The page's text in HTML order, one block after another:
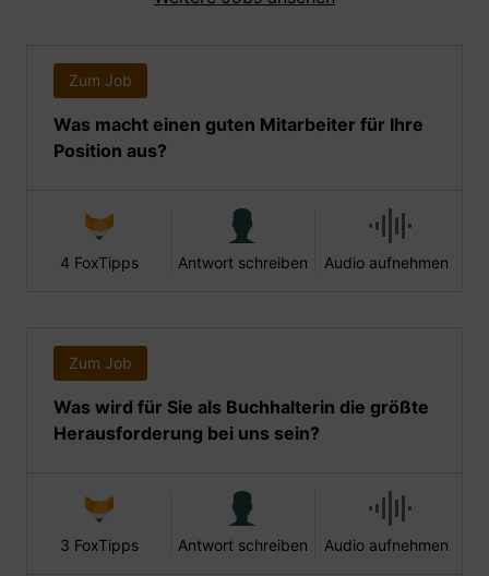
Zum Job
Was macht einen guten Mitarbeiter für Ihre
Position aus?
4 FoxTipps Antwort schreiben Audio aufnehmen
Zum Job
Was wird für Sie als Buchhalterin die größte
Herausforderung bei uns sein?
3 FoxTipps Antwort schreiben Audio aufnehmen